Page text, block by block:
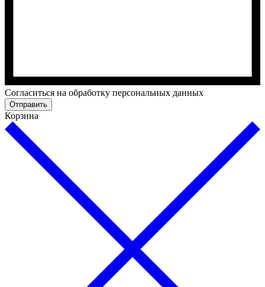
Cогласиться на обработку персональных данных
Отправить
Корзина